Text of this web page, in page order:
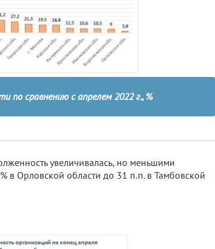
по сравнению с апрелем 2022 г., %
увеличивалась, но меньшими
в Орловской области до 31 п.п. в Тамбовской